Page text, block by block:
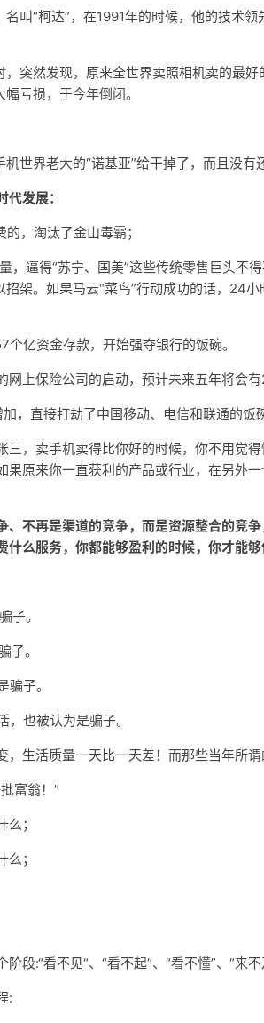
叫“柯达”，在1991年的时候，他的技术
，突然发现，原来全世界卖照相机卖的最
亏损，于今年倒闭。
世界老大的“诺基亚”给干掉了，而且没有
发展：
，淘汰了金山毒霸；
，逼得“苏宁、国美”这些传统零售巨头不
招架。如果马云“菜鸟”行动成功的话，24
亿资金存款，开始强夺银行的饭碗。
上保险公司的启动，预计未来五年将会
，直接打劫了中国移动、电信和联通的饭
三，卖手机卖得比你好的时候，你不用觉
果原来你一直获利的产品或行业，在另外
、不再是渠道的竞争，而是资源整合的竞
么服务，你都能够盈利的时候，你才能够
子。
子。
子。
也被认为是骗子。
生活质量一天比一天差！而那些当年所谓
富翁！”
；
；
段:“看不见“、“看不起“、“看不懂”、“来不
: